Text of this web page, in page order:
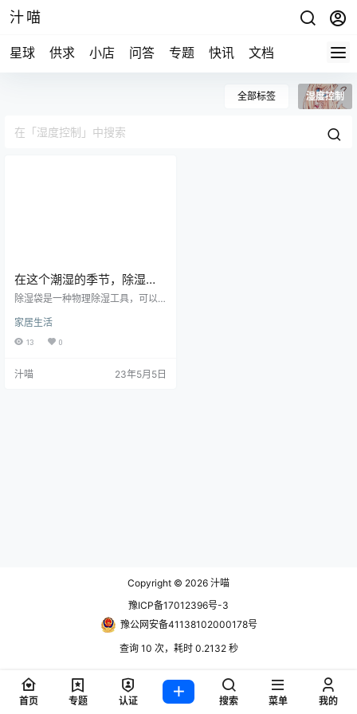
汁喵
星球 供求 小店 问答 专题 快讯 文档
全部标签 湿度控制
在这个潮湿的季节，除湿袋
就是你的救星！它们不仅可
爽，还能让你的家居用品和
书籍文件免于受潮损坏！
除湿袋是一种物理除湿工具，可以
蚀，使用方便、易于携带。本文介
绍了除湿袋的原理、使用方法、优
家居生活
13 0
汁喵 23年5月5日
Copyright © 2026 汁喵
豫ICP备17012396号-3
豫公网安备41138102000178号
查询 10 次，耗时 0.2132 秒
首页 专题 认证 搜索 菜单 我的